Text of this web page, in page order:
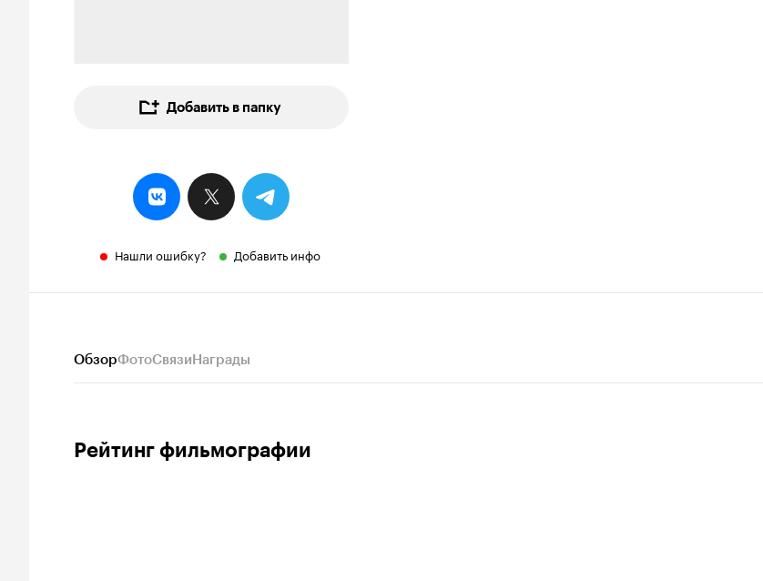
Добавить в папку
Нашли ошибку? Добавить инфо
ОбзорФотоСвязиНаграды
Рейтинг фильмографии